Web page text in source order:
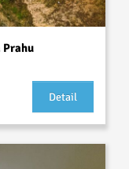
Prahu
Detail